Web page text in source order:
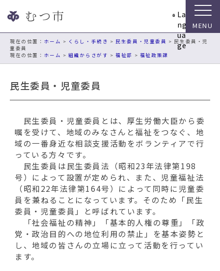
ビ
ョ
La
ng
ua
ge
現在の位置： ホーム > くらし・手続き > 民生委員・児童委員 > 民生委員・児
童委員
ホーム >組織からさがす >福祉部 > 福祉政策課
民生委員・児童委員
民生委員・児童委員とは、厚生労働大臣から委
嘱を受けて、地域のみなさんと福祉をつなぐ、地
域の一番身近な相談支援活動をボランティアで行
っている方々です。
民生委員は民生委員法（昭和23年法律第198
号）によって設置が定められ、また、児童福祉法
（昭和22年法律第164号）によって同時に児童委
員を兼ねることになっています。そのため「民生
委員・児童委員」と呼ばれています。
「社会福祉の精神」「基本的人権の尊重」「政
党・政治目的への地位利用の禁止」を基本姿勢と
し、地域の皆さんの立場に立って活動を行ってい
ます。